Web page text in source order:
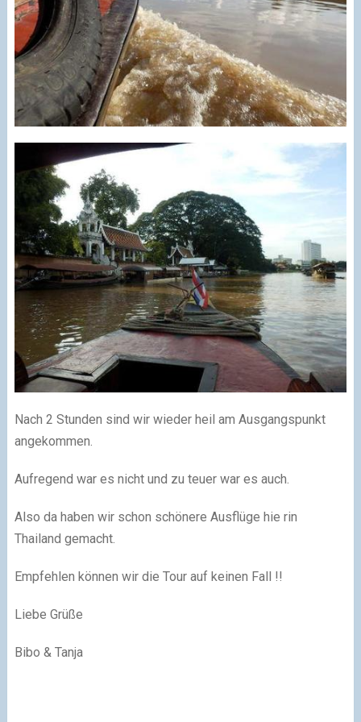
Nach 2 Stunden sind wir wieder heil am Ausgangspunkt
angekommen.
Aufregend war es nicht und zu teuer war es auch.
Also da haben wir schon schönere Ausflüge hie rin
Thailand gemacht.
Empfehlen können wir die Tour auf keinen Fall !!
Liebe Grüße
Bibo & Tanja